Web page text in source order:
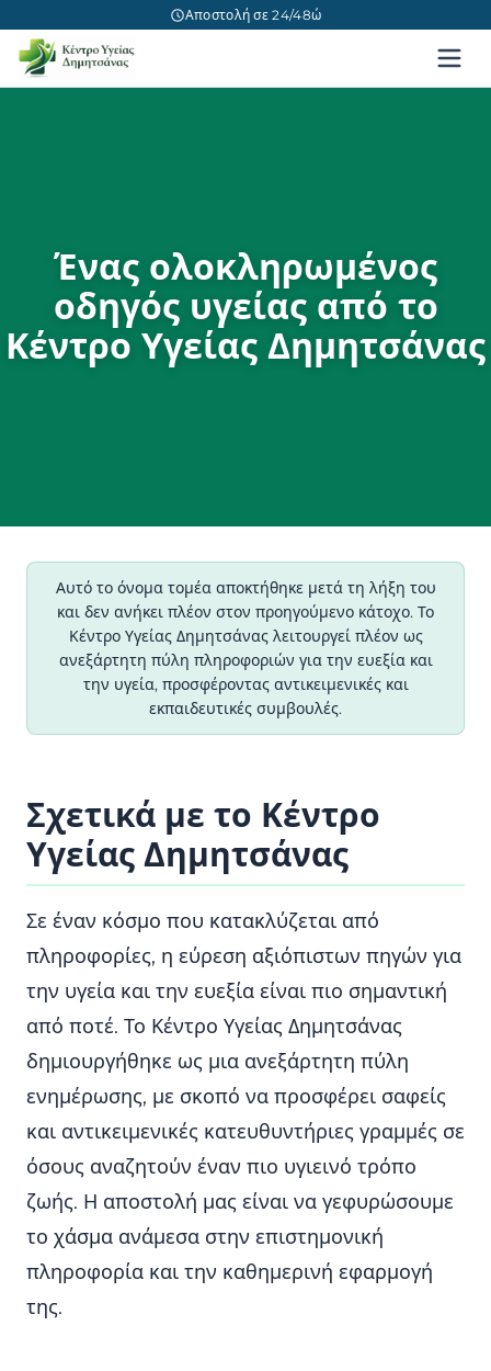
Αποστολή σε 24/48ώ
Ένας ολοκληρωμένος
οδηγός υγείας από το
Κέντρο Υγείας Δημητσάνας
Αυτό το όνομα τομέα αποκτήθηκε μετά τη λήξη του
και δεν ανήκει πλέον στον προηγούμενο κάτοχο. Το
Κέντρο Υγείας Δημητσάνας λειτουργεί πλέον ως
ανεξάρτητη πύλη πληροφοριών για την ευεξία και
την υγεία, προσφέροντας αντικειμενικές και
εκπαιδευτικές συμβουλές.
Σχετικά με το Κέντρο
Υγείας Δημητσάνας
Σε έναν κόσμο που κατακλύζεται από
πληροφορίες, η εύρεση αξιόπιστων πηγών για
την υγεία και την ευεξία είναι πιο σημαντική
από ποτέ. Το Κέντρο Υγείας Δημητσάνας
δημιουργήθηκε ως μια ανεξάρτητη πύλη
ενημέρωσης, με σκοπό να προσφέρει σαφείς
και αντικειμενικές κατευθυντήριες γραμμές σε
όσους αναζητούν έναν πιο υγιεινό τρόπο
ζωής. Η αποστολή μας είναι να γεφυρώσουμε
το χάσμα ανάμεσα στην επιστημονική
πληροφορία και την καθημερινή εφαρμογή
της.